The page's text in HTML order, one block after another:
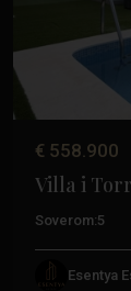
€ 558.900
Villa i
Soverom:5
Esentya
Los
Balcones,